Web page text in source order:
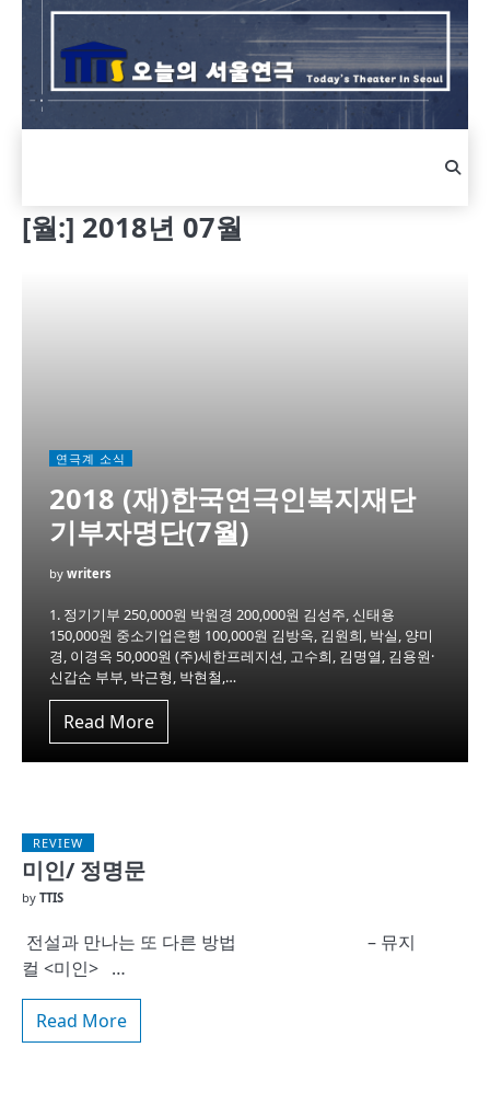
Skip
content
[월:] 2018년 07월
연극계 소식
2018 (재)한국연극인복지재단
기부자명단(7월)
by writers
1. 정기기부 250,000원 박원경 200,000원 김성주, 신태용
150,000원 중소기업은행 100,000원 김방옥, 김원희, 박실, 양미
경, 이경옥 50,000원 (주)세한프레지션, 고수희, 김명열, 김용원·
신갑순 부부, 박근형, 박현철,…
Read More
REVIEW
미인/ 정명문
by TTIS
전설과 만나는 또 다른 방법 – 뮤지
컬 <미인> …
Read More